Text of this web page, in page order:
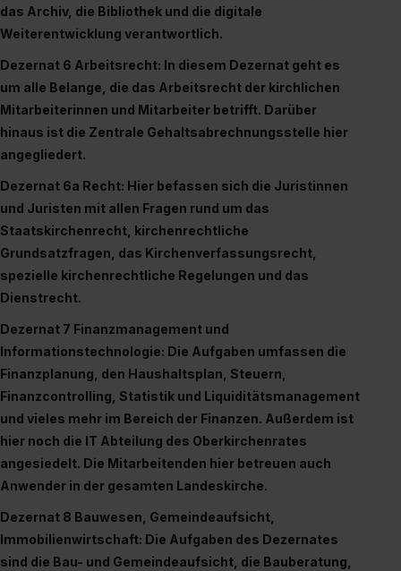
Wirkung für die Zukunft ganz oder teilweise über unsere
Datenschutzerklärung unter dem Punkt „Datenschutz-
Einstellungen“ widerrufen. Weitere Informationen zu den
einzelnen Cookies findest du durch Klick auf „Details
zeigen“. Weitere Informationen:
Datenschutzerklärung
Impressum.
das Archiv, die Bibliothek und die digitale
Weiterentwicklung verantwortlich.
Dezernat 6 Arbeitsrecht: In diesem Dezernat geht es
um alle Belange, die das Arbeitsrecht der kirchlichen
Mitarbeiterinnen und Mitarbeiter betrifft. Darüber
hinaus ist die Zentrale Gehaltsabrechnungsstelle hier
angegliedert.
Dezernat 6a Recht: Hier befassen sich die Juristinnen
und Juristen mit allen Fragen rund um das
Staatskirchenrecht, kirchenrechtliche
Grundsatzfragen, das Kirchenverfassungsrecht,
spezielle kirchenrechtliche Regelungen und das
Dienstrecht.
Dezernat 7 Finanzmanagement und
Informationstechnologie: Die Aufgaben umfassen die
Finanzplanung, den Haushaltsplan, Steuern,
Finanzcontrolling, Statistik und Liquiditätsmanagement
und vieles mehr im Bereich der Finanzen. Außerdem ist
hier noch die IT Abteilung des Oberkirchenrates
angesiedelt. Die Mitarbeitenden hier betreuen auch
Anwender in der gesamten Landeskirche.
Dezernat 8 Bauwesen, Gemeindeaufsicht,
Immobilienwirtschaft: Die Aufgaben des Dezernates
sind die Bau- und Gemeindeaufsicht, die Bauberatung,